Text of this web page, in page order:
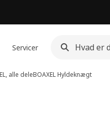
Servicer
alle deleBOAXELHyldeknægt